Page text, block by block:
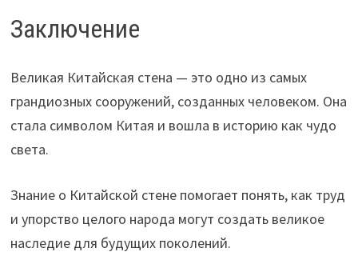
Заключение
Великая Китайская стена — это одно из самых
грандиозных сооружений, созданных человеком. Она
стала символом Китая и вошла в историю как чудо
света.
Знание о Китайской стене помогает понять, как труд
и упорство целого народа могут создать великое
наследие для будущих поколений.